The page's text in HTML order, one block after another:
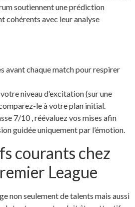
soutiennent une prédiction
cohérents avec leur analyse
avant chaque match pour respirer
niveau d’excitation (sur une
le à votre plan initial.
7/10 , réévaluez vos mises afin
guidée uniquement par l’émotion.
courants chez
League
non seulement de talents mais aussi​